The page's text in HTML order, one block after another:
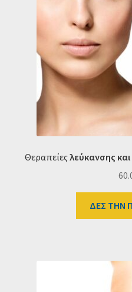
Θεραπείες λεύκανσης
ΔΕΣ ΤΗΝ